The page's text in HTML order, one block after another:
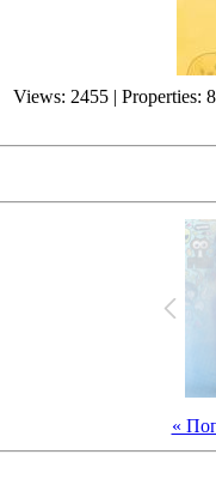
Views: 2455 | Properties:
«